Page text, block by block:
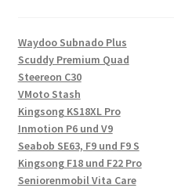
Waydoo Subnado Plus
Scuddy Premium Quad
Steereon C30
VMoto Stash
Kingsong KS18XL Pro
Inmotion P6 und V9
Seabob SE63, F9 und F9 S
Kingsong F18 und F22 Pro
Seniorenmobil Vita Care